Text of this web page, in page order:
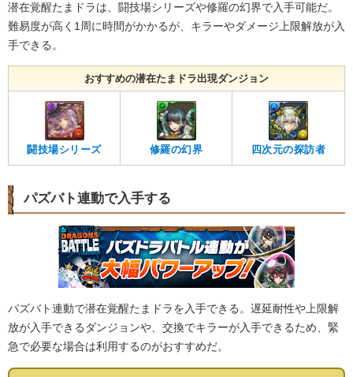
潜在覚醒たまドラは、闘技場シリーズや修羅の幻界で入手可能だ。
難易度が高く1周に時間がかかるが、キラーやダメージ上限解放が入
手できる。
おすすめの潜在たまドラ出現ダンジョン
闘技場シリーズ 修羅の幻界 四次元の探訪者
パズバト連動で入手する
パズバト連動で潜在覚醒たまドラを入手できる。遅延耐性や上限解
放が入手できるダンジョンや、交換でキラーが入手できるため、緊
急で必要な場合は利用するのがおすすめだ。